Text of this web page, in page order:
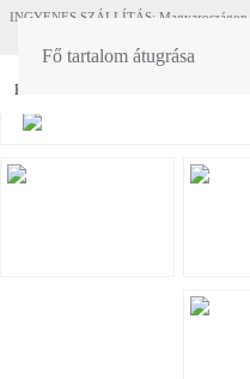
Fő tartalom átugrása
HU
INGYENES SZÁLLÍTÁS: